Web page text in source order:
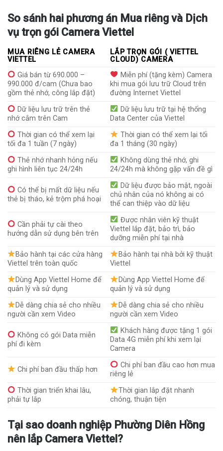
So sánh hai phương án Mua riêng và Dịch
vụ trọn gói Camera Viettel
MUA RIÊNG LẺ CAMERA
VIETTEL
LẮP TRỌN GÓI ( VIETTEL
CLOUD) CAMERA
Giá bán từ 690.000 –
990.000 đ/cam (Chưa bao
gồm thẻ nhớ, công lắp đặt)
Miễn phí (tặng kèm) Camera
khi mua gói lưu trữ Cloud trên
đường Internet Viettel
Dữ liệu lưu trữ trên thẻ
nhớ cắm trên Cam
Dữ liệu lưu trữ tại hệ thống
Data Center của Viettel
Thời gian có thể xem lại
tối đa 1 tuần (7 ngày)
Thời gian có thể xem lại tối
đa 1 tháng (30 ngày)
Thẻ nhớ nhanh hỏng nếu
ghi hình liên tục 24/24h
Không dùng thẻ nhớ, ghi
24/24h mà không gặp vấn đề gì
Có thể bị mất dữ liệu nếu
thẻ bị tháo, kẻ trộm phá hoại
Dữ liệu được bảo mật, ngoài
chủ nhân của nó không ai có
thể can thiệp vào dữ liệu
Cần phải tự cài theo
hướng dẫn sử dụng bên trên
Được nhân viên kỹ thuật
Viettel lắp đặt, bảo trì, bảo
dưỡng miễn phí tại nhà
Bảo hành tại các cửa hàng
Viettel trên toàn quốc
Bảo hành tại nhà bởi kỹ thuật
Viettel
Dùng App Viettel Home để
quản lý và sử dụng
Dùng App Viettel Home để
quản lý và sử dụng
Dễ dàng chia sẻ cho nhiều
người cần xem Video
Dễ dàng chia sẻ cho nhiều
người cần xem Video
Không có gói Data miễn
phí đi kèm
Khách hàng được tặng 1 gói
Data 4G miễn phí khi xem lại
Camera
Chi phí ban đầu thấp hơn
Chi phí ban đầu cao hơn mua
riêng lẻ
Thời gian triển khai lâu,
phải tự lắp
Thời gian lắp đặt nhanh
chóng, thuận tiện
Tại sao doanh nghiệp Phường Diên Hồng
nên lắp Camera Viettel?